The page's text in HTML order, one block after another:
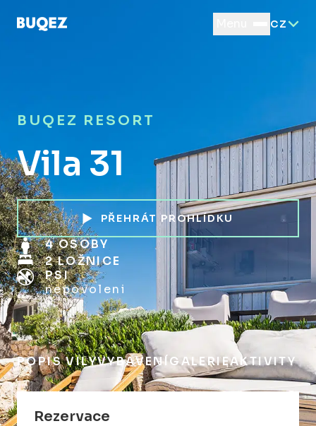
CZ
BUQEZ RESORT
Vila 31
PŘEHRÁT PROHLÍDKU
4 OSOBY
2 LOŽNICE
PSI
nepovoleni
POPIS VILYVYBAVENÍ GALERIEAKTIVITY
Rezervace